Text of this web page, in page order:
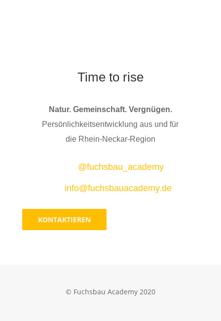
Time to rise
Natur. Gemeinschaft. Vergnügen.
Persönlichkeitsentwicklung aus und für
die Rhein-Neckar-Region
@fuchsbau_academy
info@fuchsbauacademy.de
KONTAKTIEREN
© Fuchsbau Academy 2020